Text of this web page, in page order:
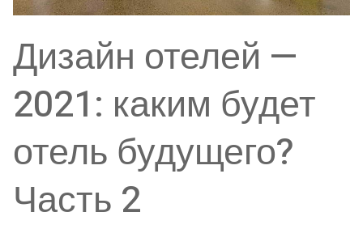
Дизайн отелей —
2021: каким будет
отель будущего?
Часть 2